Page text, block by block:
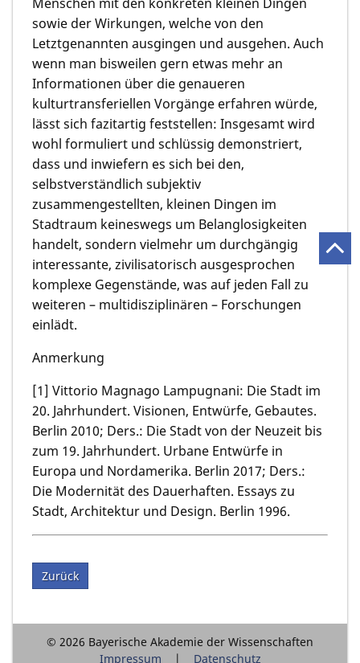
sowie der Wirkungen, welche von den
Letztgenannten ausgingen und ausgehen. Auch
wenn man bisweilen gern etwas mehr an
Informationen über die genaueren
kulturtransferiellen Vorgänge erfahren würde,
lässt sich fazitartig feststellen: Insgesamt wird
wohl formuliert und schlüssig demonstriert,
dass und inwiefern es sich bei den,
selbstverständlich subjektiv
zusammengestellten, kleinen Dingen im
Stadtraum keineswegs um Belanglosigkeiten
handelt, sondern vielmehr um durchgängig
interessante, zivilisatorisch ausgesprochen
komplexe Gegenstände, was auf jeden Fall zu
weiteren – multidisziplinären – Forschungen
einlädt.
Anmerkung
[1] Vittorio Magnago Lampugnani: Die Stadt im
20. Jahrhundert. Visionen, Entwürfe, Gebautes.
Berlin 2010; Ders.: Die Stadt von der Neuzeit bis
zum 19. Jahrhundert. Urbane Entwürfe in
Europa und Nordamerika. Berlin 2017; Ders.:
Die Modernität des Dauerhaften. Essays zu
Stadt, Architektur und Design. Berlin 1996.
Zurück
© 2026 Bayerische Akademie der Wissenschaften
Impressum
Datenschutz